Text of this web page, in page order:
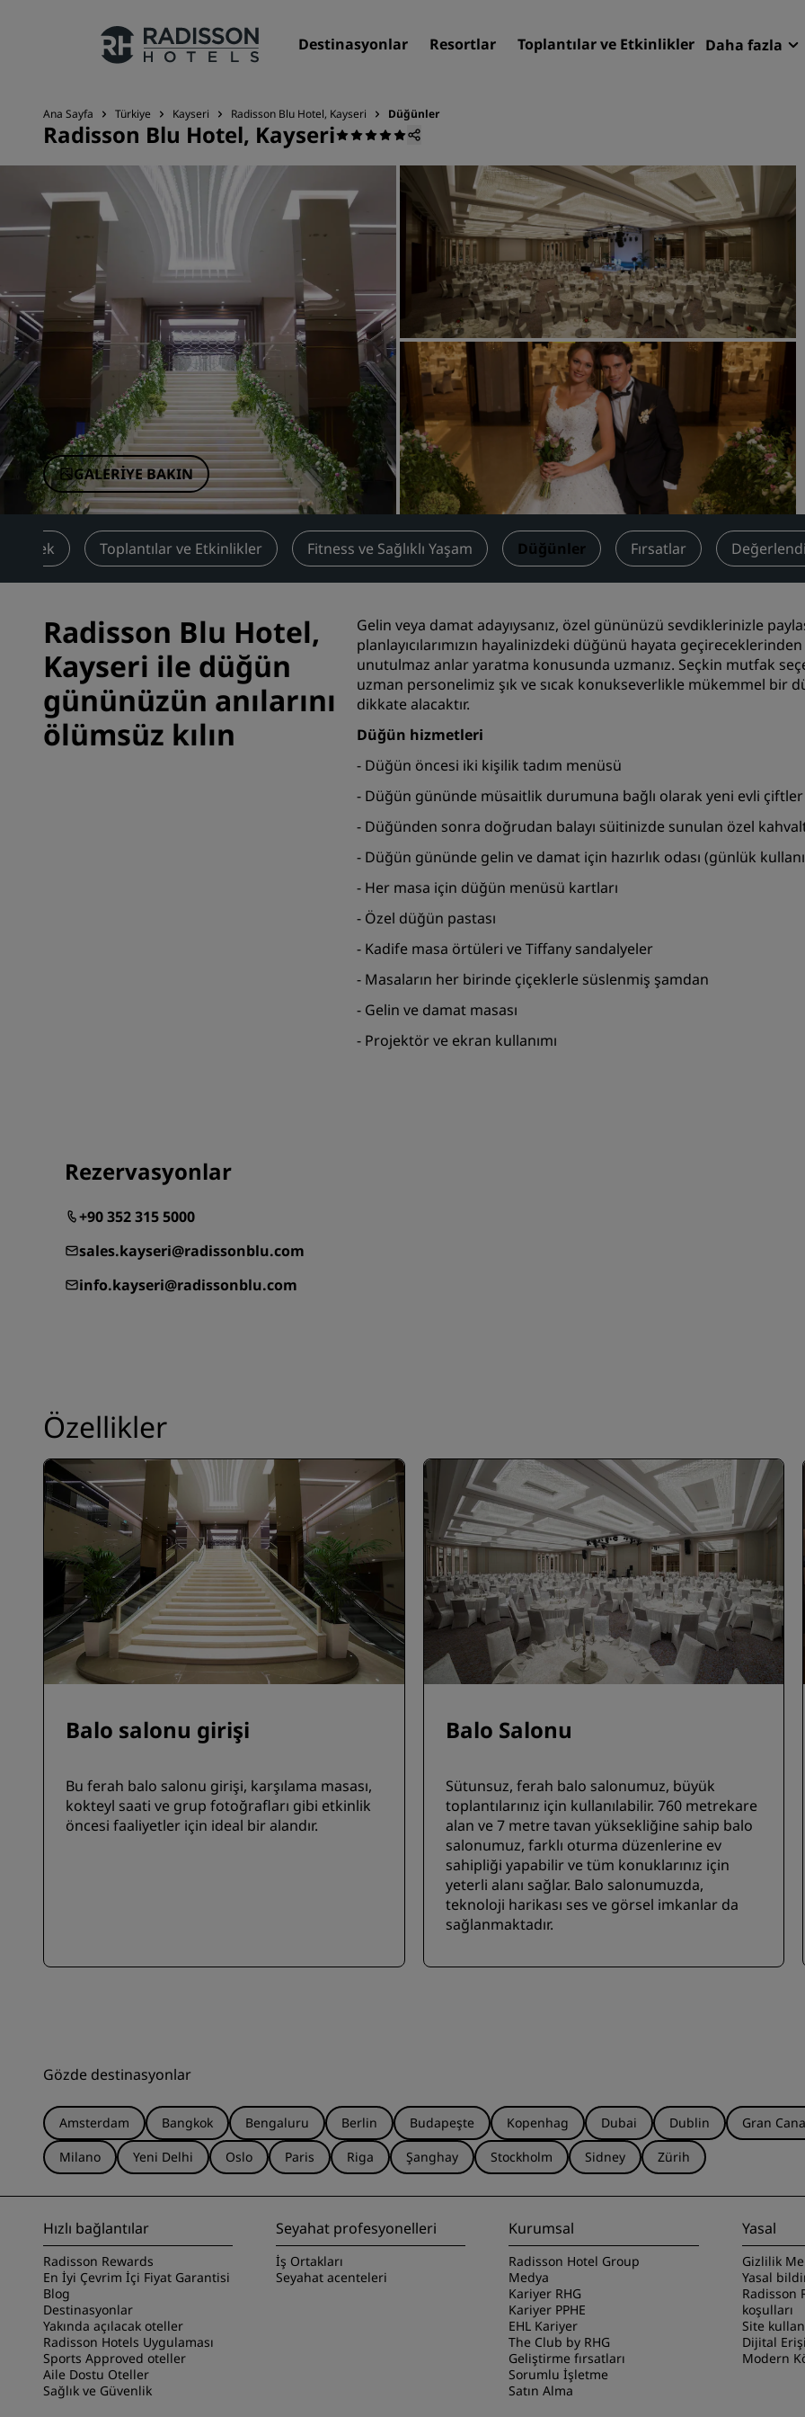
Destinasyonlar Resortlar Toplantılar ve Etkinlikler Daha fazla
Markalarımız
Radisson Hotels Markaları
Çin'deki Bağlı Markalar
Destinasyonlar
Resortlar
Hizmet verilen daireler
Havaalanı otelleri
Yeni & yakında kullanıma
sunulacak oteller
Toplantılar ve Etkinlikler
Radisson Meetings'i
Toplantı odası rezerve edin
Fiyat Teklifi İsteyin
Etkinlik Destinasyonları
Sektör Çözümleri
Uçuş ara
Uçuş ara
Yemek
Search for a restaurant
Ana Sayfa Türkiye Kayseri Radisson Blu Hotel, Kayseri Düğünler
Radisson Blu Hotel, Kayseri
GALERIYE BAKIN
Yemek Toplantılar ve Etkinlikler Fitness ve Sağlıklı Yaşam Düğünler Fırsatlar
Radisson Blu Hotel,
Kayseri ile düğün
gününüzün anılarını
ölümsüz kılın
Gelin veya damat adayıysanız, özel gününüzü sevdiklerinizle
planlayıcılarımızın hayalinizdeki düğünü hayata
unutulmaz anlar yaratma konusunda uzmanız. Seçkin mutfak
uzman personelimiz şık ve sıcak konukseverlikle mükemmel bir
dikkate alacaktır.
Düğün hizmetleri
- Düğün öncesi iki kişilik tadım menüsü
- Düğün gününde müsaitlik durumuna bağlı olarak yeni evli
- Düğünden sonra doğrudan balayı süitinizde sunulan özel
- Düğün gününde gelin ve damat için hazırlık odası (günlük
- Her masa için düğün menüsü kartları
- Özel düğün pastası
- Kadife masa örtüleri ve Tiffany sandalyeler
- Masaların her birinde çiçeklerle süslenmiş şamdan
- Gelin ve damat masası
- Projektör ve ekran kullanımı
Rezervasyonlar
+90 352 315 5000
sales.kayseri@radissonblu.com
info.kayseri@radissonblu.com
Özellikler
Balo salonu girişi
Bu ferah balo salonu girişi, karşılama masası,
kokteyl saati ve grup fotoğrafları gibi etkinlik
öncesi faaliyetler için ideal bir alandır.
Balo Salonu
Sütunsuz, ferah balo salonumuz, büyük
toplantılarınız için kullanılabilir. 760 metrekare
alan ve 7 metre tavan yüksekliğine sahip balo
salonumuz, farklı oturma düzenlerine ev
sahipliği yapabilir ve tüm konuklarınız için
yeterli alanı sağlar. Balo salonumuzda,
teknoloji harikası ses ve görsel imkanlar da
sağlanmaktadır.
Gözde destinasyonlar
Amsterdam Bangkok Bengaluru Berlin Budapeşte Kopenhag Dubai Dublin Gran
Milano
Yeni Delhi Oslo Paris Riga Şanghay Stockholm Sidney Zürih
Hızlı bağlantılar
Radisson Rewards
En İyi Çevrim İçi Fiyat Garantisi
Blog
Destinasyonlar
Yakında açılacak oteller
Radisson Hotels Uygulaması
Sports Approved oteller
Aile Dostu Oteller
Sağlık ve Güvenlik
Seyahat profesyonelleri
İş Ortakları
Seyahat acenteleri
Kurumsal
Radisson Hotel Group
Medya
Kariyer RHG
Kariyer PPHE
EHL Kariyer
The Club by RHG
Geliştirme fırsatları
Sorumlu İşletme
Satın Alma
Yasal
Gizlilik
Yasal
Radisson
koşulları
Site
Dijital
Modern